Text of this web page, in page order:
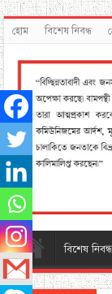
হোম বিশেষ নিবন্ধ
বিশেষ নিবন্ধ